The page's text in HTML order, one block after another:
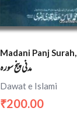
Madani Panj Surah,
مدنی پنج سوره
Dawat e Islami
₹200.00